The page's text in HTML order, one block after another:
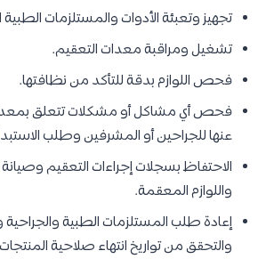
تجهيز وتعبئة الأدوات والمستلزمات
تشغيل ومراقبة معدات التعقيم.
فحص اللوازم بدقة للتأكد من نظافتها.
فحص أي مشاكل أو مشكلات تتعلق بمعدات
عنها للجراحين أو المشرفين وطلب
الاحتفاظ بسجلات إجراءات التعقيم
واللوازم المعقمة.
إعادة طلب المستلزمات الطبية
والتحقق من تواريخ انتهاء صلاحية